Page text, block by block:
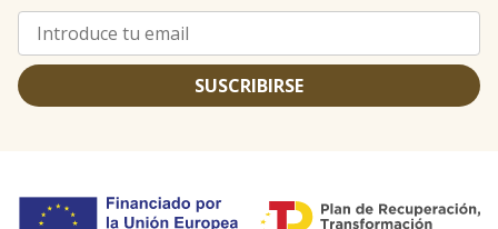
SUSCRIBIRSE